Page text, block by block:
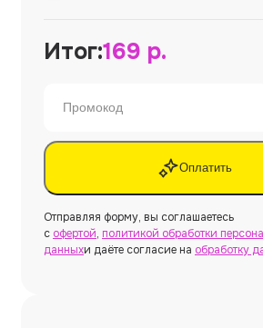
Итог:169 р.
Оплатить
Отправляя форму, вы соглашаетесь
с офертой, политикой обработки
данныхи даёте согласие на обработку